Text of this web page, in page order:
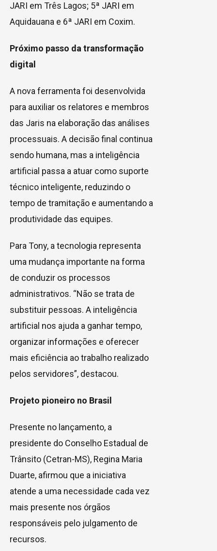
JARI em Três Lagos; 5ª JARI em
Aquidauana e 6ª JARI em Coxim.
Próximo passo da transformação
digital
A nova ferramenta foi desenvolvida
para auxiliar os relatores e membros
das Jaris na elaboração das análises
processuais. A decisão final continua
sendo humana, mas a inteligência
artificial passa a atuar como suporte
técnico inteligente, reduzindo o
tempo de tramitação e aumentando a
produtividade das equipes.
Para Tony, a tecnologia representa
uma mudança importante na forma
de conduzir os processos
administrativos. “Não se trata de
substituir pessoas. A inteligência
artificial nos ajuda a ganhar tempo,
organizar informações e oferecer
mais eficiência ao trabalho realizado
pelos servidores”, destacou.
Projeto pioneiro no Brasil
Presente no lançamento, a
presidente do Conselho Estadual de
Trânsito (Cetran-MS), Regina Maria
Duarte, afirmou que a iniciativa
atende a uma necessidade cada vez
mais presente nos órgãos
responsáveis pelo julgamento de
recursos.